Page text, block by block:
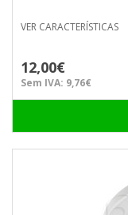
VER CARACTERÍSTICAS
12,00€
Sem IVA: 9,76€